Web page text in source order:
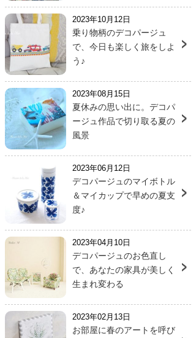
2023年10月12日
乗り物柄のデコパージュ
で、今日も楽しく旅をしよ
う♪
2023年08月15日
夏休みの思い出に。デコパ
ージュ作品で切り取る夏の
風景
2023年06月12日
デコパージュのマイボトル
＆マイカップで早めの夏支
度♪
2023年04月10日
デコパージュのお色直し
で、あなたの家具が美しく
生まれ変わる
2023年02月13日
お部屋に春のアートを呼び